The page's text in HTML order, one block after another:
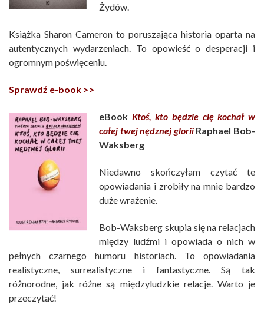
Żydów.
Książka Sharon Cameron to poruszająca historia oparta na
autentycznych wydarzeniach. To opowieść o desperacji i
ogromnym poświęceniu.
Sprawdź e-book >>
eBook Ktoś, kto będzie cię kochał w
całej twej nędznej gloriiRaphael Bob-
Waksberg
Niedawno skończyłam czytać te
opowiadania i zrobiły na mnie bardzo
duże wrażenie.
Bob-Waksberg skupia się na relacjach
między ludźmi i opowiada o nich w
pełnych czarnego humoru historiach. To opowiadania
realistyczne, surrealistyczne i fantastyczne. Są tak
różnorodne, jak różne są międzyludzkie relacje. Warto je
przeczytać!